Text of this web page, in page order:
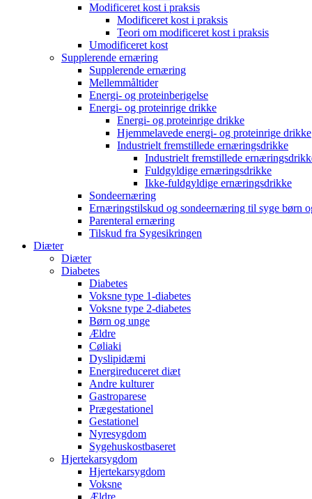
Modificeret kost i praksis
Modificeret kost i praksis
Teori om modificeret kost i praksis
Umodificeret kost
Supplerende ernæring
Supplerende ernæring
Mellemmåltider
Energi- og proteinberigelse
Energi- og proteinrige drikke
Energi- og proteinrige drikke
Hjemmelavede energi- og proteinrige drikke
Industrielt fremstillede ernæringsdrikke
Industrielt fremstillede
Fuldgyldige ernæringsdrikke
Ikke-fuldgyldige ernæringsdrikke
Sondeernæring
Ernæringstilskud og sondeernæring til syge børn
Parenteral ernæring
Tilskud fra Sygesikringen
Diæter
Diæter
Diabetes
Diabetes
Voksne type 1-diabetes
Voksne type 2-diabetes
Børn og unge
Ældre
Cøliaki
Dyslipidæmi
Energireduceret diæt
Andre kulturer
Gastroparese
Prægestationel
Gestationel
Nyresygdom
Sygehuskostbaseret
Hjertekarsygdom
Hjertekarsygdom
Voksne
Ældre